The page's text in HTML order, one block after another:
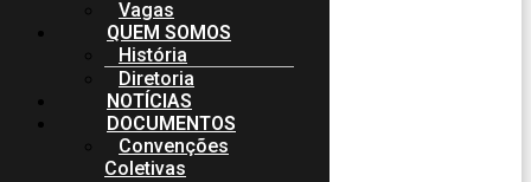
Vagas
QUEM SOMOS
História
Diretoria
NOTÍCIAS
DOCUMENTOS
Convenções
Coletivas